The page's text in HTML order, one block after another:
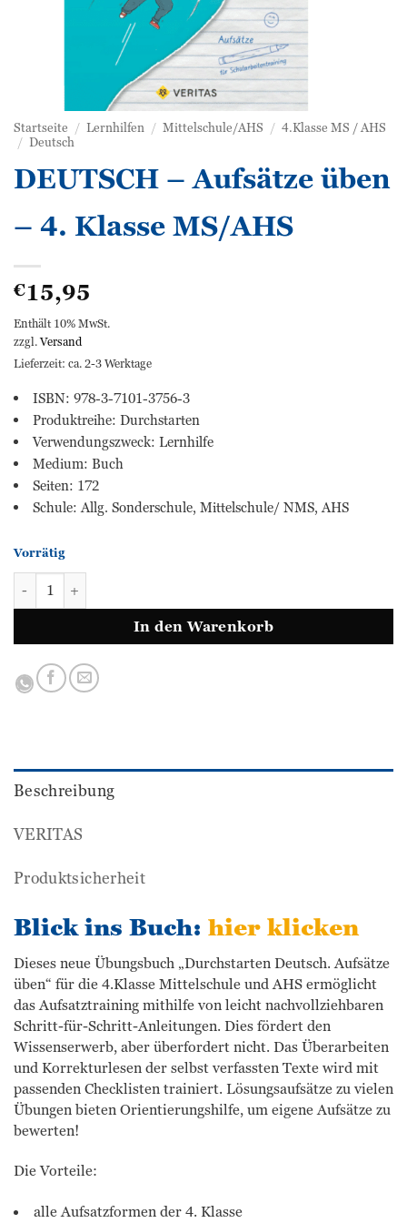
Startseite / Lernhilfen / Mittelschule/AHS / 4.Klasse MS / AHS
/ Deutsch
DEUTSCH – Aufsätze üben
– 4. Klasse MS/AHS
€15,95
Enthält 10% MwSt.
zzgl.Versand
Lieferzeit: ca. 2-3 Werktage
ISBN: 978-3-7101-3756-3
Produktreihe: Durchstarten
Verwendungszweck: Lernhilfe
Medium: Buch
Seiten: 172
Schule: Allg. Sonderschule, Mittelschule/ NMS, AHS
Vorrätig
DEUTSCH - Aufsätze üben - 4. Klasse MS/AHS Menge
In den Warenkorb
Beschreibung
VERITAS
Produktsicherheit
Blick ins Buch: hier klicken
Dieses neue Übungsbuch „Durchstarten Deutsch. Aufsätze
üben“ für die 4.Klasse Mittelschule und AHS ermöglicht
das Aufsatztraining mithilfe von leicht nachvollziehbaren
Schritt-für-Schritt-Anleitungen. Dies fördert den
Wissenserwerb, aber überfordert nicht. Das Überarbeiten
und Korrekturlesen der selbst verfassten Texte wird mit
passenden Checklisten trainiert. Lösungsaufsätze zu vielen
Übungen bieten Orientierungshilfe, um eigene Aufsätze zu
bewerten!
Die Vorteile:
alle Aufsatzformen der 4. Klasse